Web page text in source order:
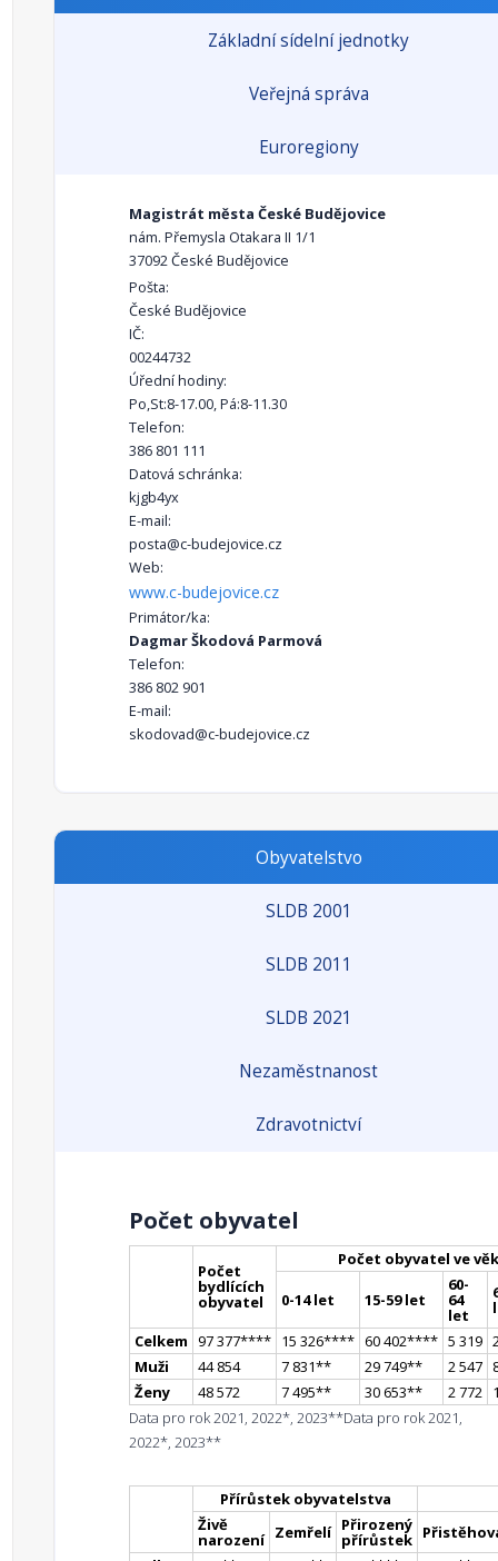
Základní sídelní jednotky
Veřejná správa
Euroregiony
Magistrát města České Budějovice
nám. Přemysla Otakara II 1/1
37092 České Budějovice
Pošta:
České Budějovice
IČ:
00244732
Úřední hodiny:
Po,St:8-17.00, Pá:8-11.30
Telefon:
386 801 111
Datová schránka:
kjgb4yx
E-mail:
posta@c-budejovice.cz
Web:
www.c-budejovice.cz
Primátor/ka:
Dagmar Škodová Parmová
Telefon:
386 802 901
E-mail:
skodovad@c-budejovice.cz
Obyvatelstvo
SLDB 2001
SLDB 2011
SLDB 2021
Nezaměstnanost
Zdravotnictví
Počet obyvatel
Počet
bydlících
obyvatel
Počet obyvatel ve
0-14 let 15-59 let
60-
64
let
Celkem 97 377**** 15 326**** 60 402**** 5 319
Muži
44 854 7 831** 29 749** 2 547
Ženy
48 572 7 495** 30 653** 2 772
Data pro rok 2021, 2022*, 2023**Data pro rok 2021,
2022*, 2023**
Přírůstek obyvatelstva
Živě
narození Zemřelí Přirozený
přírůstek